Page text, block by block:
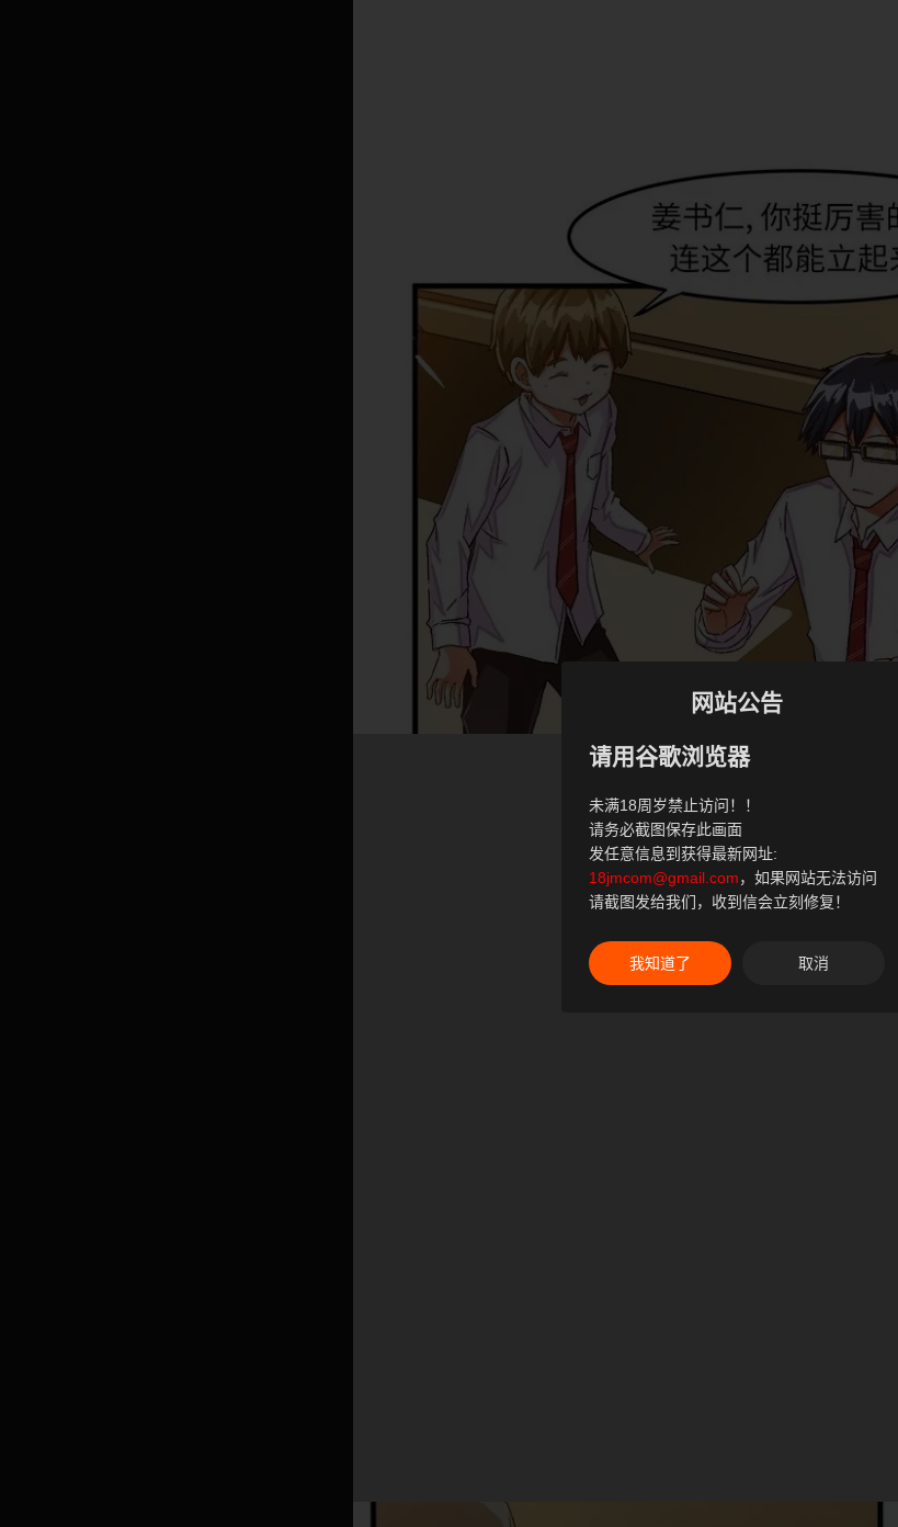
网站公告
请用谷歌浏览器
未满18周岁禁止访问！！
请务必截图保存此画面
发任意信息到获得最新网址:
18jmcom@gmail.com，如果网站无法访问
请截图发给我们，收到信会立刻修复！
我知道了 取消